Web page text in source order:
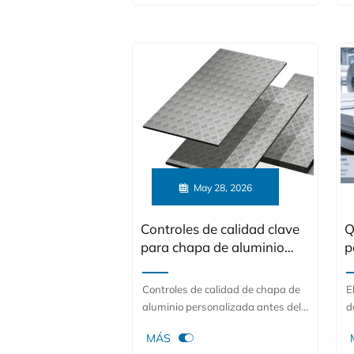
 May 28, 2026
Controles de calidad clave
para chapa de aluminio
envío
Controles de calidad de chapa de
aluminio personalizada antes del
dimensiones, acabado superficial,
MÁS 